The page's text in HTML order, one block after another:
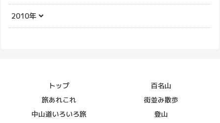
2010年
トップ
百名山
旅あれこれ
街並み散歩
中山道いろいろ旅
登山